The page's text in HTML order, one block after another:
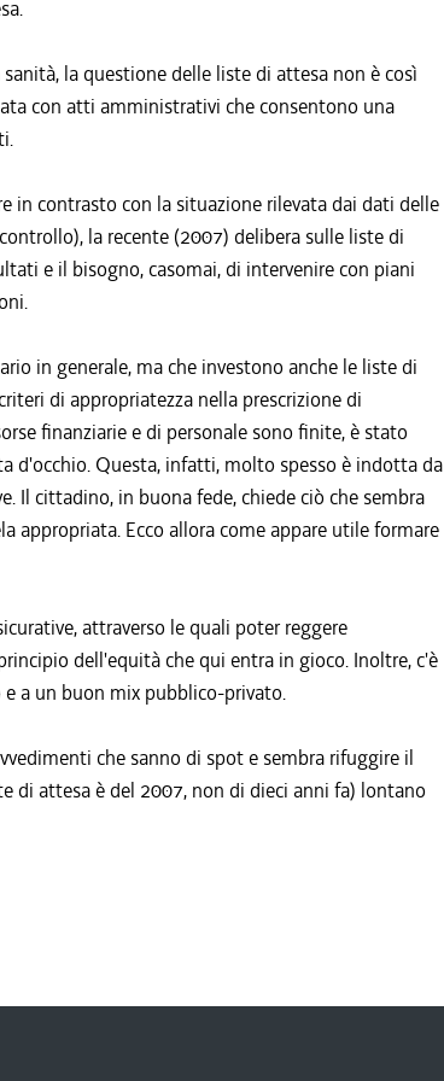
la questione delle liste di attesa non è così
con atti amministrativi che consentono una
in contrasto con la situazione rilevata dai dati delle
la recente (2007) delibera sulle liste di
e il bisogno, casomai, di intervenire con piani
in generale, ma che investono anche le liste di
di appropriatezza nella prescrizione di
finanziarie e di personale sono finite, è stato
d'occhio. Questa, infatti, molto spesso è indotta da
Il cittadino, in buona fede, chiede ciò che sembra
appropriata. Ecco allora come appare utile formare
attraverso le quali poter reggere
dell'equità che qui entra in gioco. Inoltre, c'è
a un buon mix pubblico-privato.
che sanno di spot e sembra rifuggire il
di attesa è del 2007, non di dieci anni fa) lontano